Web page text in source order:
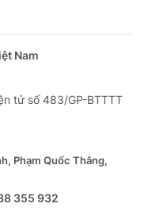
Nam
tử số 483/GP-BTTTT
Phạm Quốc Thắng,
355 932